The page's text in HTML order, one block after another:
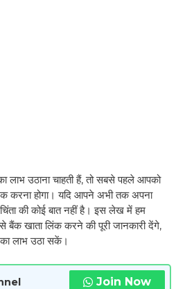
लाभ उठाना चाहती हैं, तो सबसे पहले आपको
करना होगा। यदि आपने अभी तक अपना
की कोई बात नहीं है। इस लेख में हम
खाता लिंक करने की पूरी जानकारी देंगे,
लाभ उठा सकें।
Join Now